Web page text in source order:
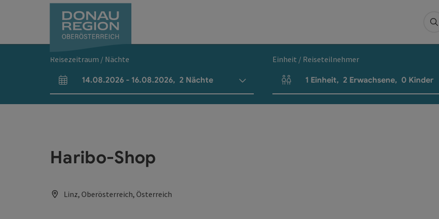
Reisezeitraum / Nächte
An- und Abreisefelder
14.08.2026 - 16.08.2026, 2 Nächte
Einheit / Reiseteilnehmer
Einheitenanzahl und Personenfelder
1 Einheit, 2 Erwachsene, 0 Kinder
Haribo-Shop
Linz, Oberösterreich, Österreich